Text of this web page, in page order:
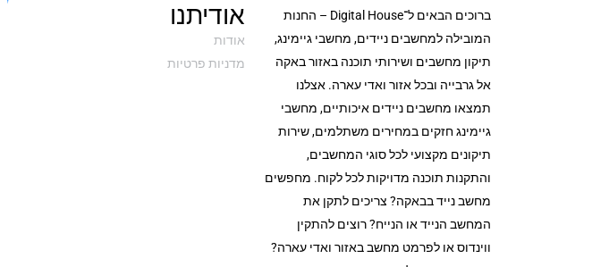
ברוכים הבאים ל־Digital House – החנות
המובילה למחשבים ניידים, מחשבי גיימינג,
תיקון מחשבים ושירותי תוכנה באזור באקה
אל גרבייה ובכל אזור ואדי עארה. אצלנו
תמצאו מחשבים ניידים איכותיים, מחשבי
גיימינג חזקים במחירים משתלמים, שירות
תיקונים מקצועי לכל סוגי המחשבים,
והתקנות תוכנה מדויקות לכל לקוח. מחפשים
מחשב נייד בבאקה? צריכים לתקן את
המחשב הנייד או הנייח? רוצים להתקין
ווינדוס או לפרמט מחשב באזור ואדי עארה?
אודיתנו
אודות
מדניות פרטיות